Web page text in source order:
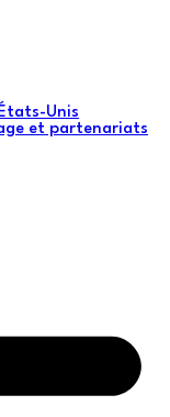
Unis
et partenariats